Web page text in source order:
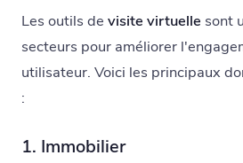
Les outils de visite virtuelle sont
secteurs pour améliorer
utilisateur. Voici les principaux
:
1. Immobilier